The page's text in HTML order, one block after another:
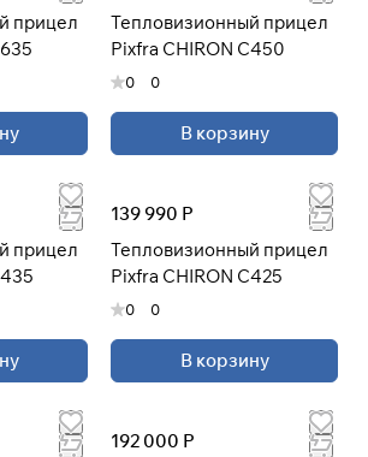
Мы работаем с официальными
на прямую без посредников,
тепловизионные
качества по доступным ценам
прицел
Тепловизионный прицел
Pixfra CHIRON C450
0 0
В корзину
прицел
139 990 Р
Тепловизионный прицел
Pixfra CHIRON C425
0 0
В корзину
192 000 Р